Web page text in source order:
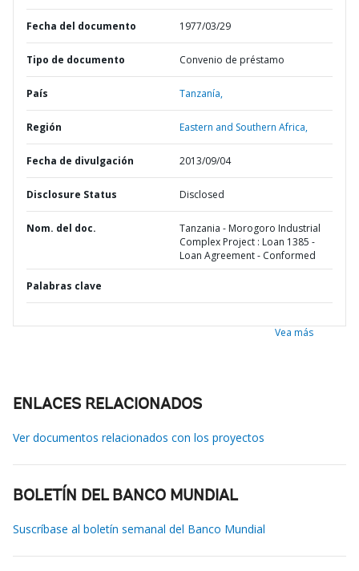
Fecha del documento 1977/03/29
Tipo de documento Convenio de préstamo
País Tanzanía,
Región Eastern and Southern Africa,
Fecha de divulgación 2013/09/04
Disclosure Status Disclosed
Nom. del doc.
Tanzania - Morogoro Industrial
Complex Project : Loan 1385 -
Loan Agreement - Conformed
Palabras clave
Vea más
ENLACES RELACIONADOS
Ver documentos relacionados con los proyectos
BOLETÍN DEL BANCO MUNDIAL
Suscríbase al boletín semanal del Banco Mundial